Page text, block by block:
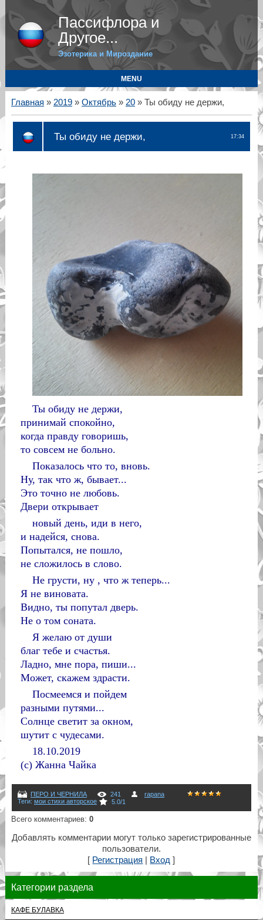
Пассифлора и
Другое...
Эзотерика и Мироздание
MENU
Главная » 2019 » Октябрь » 20» Ты обиду не держи,
17:34
Ты обиду не держи,
Ты обиду не держи,
принимай спокойно,
когда правду говоришь,
то совсем не больно.
Показалось что то, вновь.
Ну, так что ж, бывает...
Это точно не любовь.
Двери открывает
новый день, иди в него,
и надейся, снова.
Попытался, не пошло,
не сложилось в слово.
Не грусти, ну , что ж теперь...
Я не виновата.
Видно, ты попутал дверь.
Не о том соната.
Я желаю от души
благ тебе и счастья.
Ладно, мне пора, пиши...
Может, скажем здрасти.
Посмеемся и пойдем
разными путями...
Солнце светит за окном,
шутит с чудесами.
18.10.2019
(с) Жанна Чайка
ПЕРО И ЧЕРНИЛА 241
rapana
Теги: мои стихи авторское 5.0/1
Всего комментариев: 0
Добавлять комментарии могут только зарегистрированные
пользователи.
[ Регистрация Вход ]
Категории раздела
КАФЕ БУЛАВКА